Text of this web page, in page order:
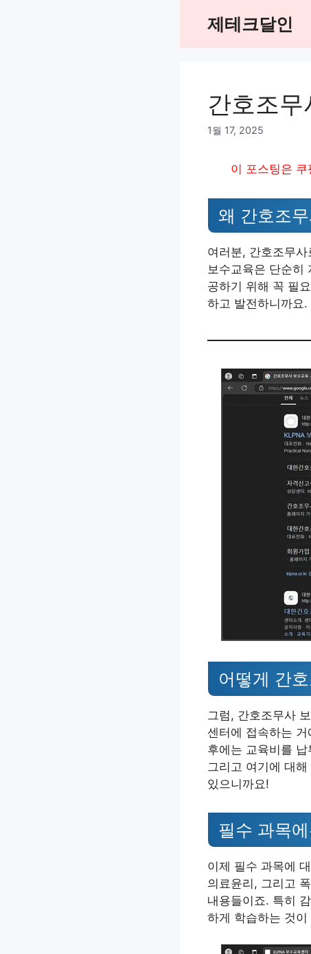
제테크달인
간호조
1월 17, 2025
이 포스팅은
왜 간호조
여러분, 간호조무
보수교육은 단순히
공하기 위해 꼭 필
하고 발전하니까요
어떻게 간
그럼, 간호조무사
센터에 접속하는
후에는 교육비를
그리고 여기에 대
있으니까요!
필수 과목
이제 필수 과목에
의료윤리, 그리고
내용들이죠. 특히
하게 학습하는 것이